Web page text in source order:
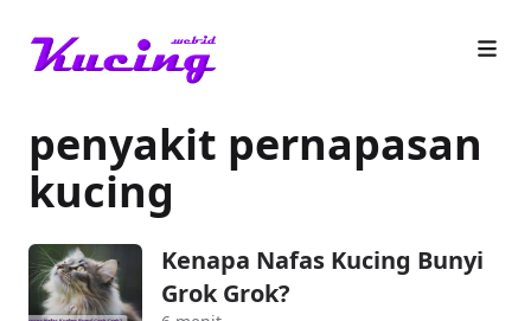
penyakit pernapasan
kucing
Kenapa Nafas Kucing Bunyi
Grok Grok?